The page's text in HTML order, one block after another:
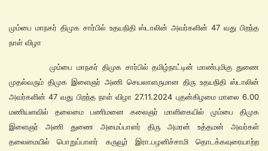
மும்பை மாநகர் திமுக சார்பில் உதயநிதி ஸ்டாலின் அவர்களின் 47 வது பிறந்த
நாள் விழா
மும்பை மாநகர் திமுக சார்பில் தமிழ்நாட்டின் மாண்புமிகு துணை
முதல்வரும் திமுக இளைஞர் அணி செயலாளருமான திரு உதயநிதி ஸ்டாலின்
அவர்களின் 47 வது பிறந்த நாள் விழா 27.11.2024 புதன்கிழமை மாலை 6.00
மணியளவில் தலைமை பணிமனை கலைஞர் மாளிகையில் மும்பை திமுக
இளைஞர் அணி துணை அமைப்பாளர் திரு அமரன் உத்தமன் அவர்கள்
தலைமையில் பொறுப்பாளர் கருவூர் இரா.பழனிச்சாமி தொடக்கவுரையாற்ற